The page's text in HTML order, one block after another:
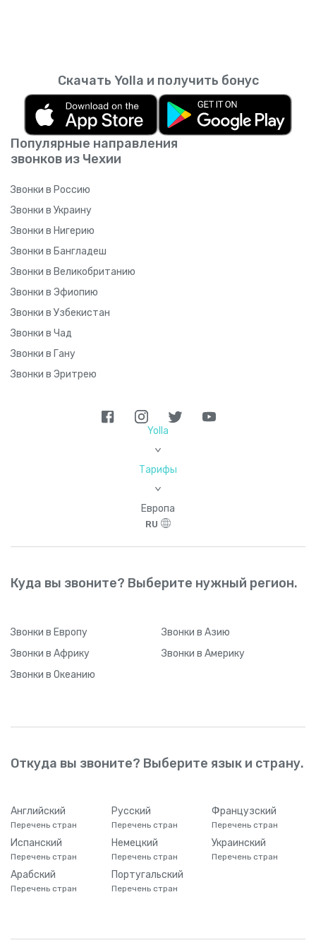
Популярные направления
звонков из Чехии
Звонки в Россию
Звонки в Украину
Звонки в Нигерию
Звонки в Бангладеш
Звонки в Великобританию
Звонки в Эфиопию
Звонки в Узбекистан
Звонки в Чад
Звонки в Гану
Звонки в Эритрею
Скачать Yolla и получить бонус
Yolla
>
Тарифы
>
Европа
RU
Куда вы звоните? Выберите нужный регион.
Звонки в Европу Звонки в Азию
Звонки в Африку Звонки в Америку
Звонки в Океанию
Откуда вы звоните? Выберите язык и страну.
Английский
Перечень стран
Русский
Перечень стран
Французский
Перечень стран
Испанский
Перечень стран
Немецкий
Перечень стран
Украинский
Перечень стран
Арабский
Перечень стран
Португальский
Перечень стран